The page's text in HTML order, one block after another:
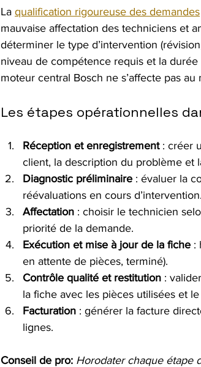
La qualification rigoureuse des demandes
mauvaise affectation des techniciens et
déterminer le type d’intervention
niveau de compétence requis et la
moteur central Bosch ne s’affecte pas
Les étapes opérationnelles
Réception et enregistrement : créer
client, la description du problème et
Diagnostic préliminaire : évaluer la
réévaluations en cours d’intervention.
Affectation : choisir le technicien
priorité de la demande.
Exécution et mise à jour de la fiche :
en attente de pièces, terminé).
Contrôle qualité et restitution :
la fiche avec les pièces utilisées et
Facturation : générer la facture
lignes.
Conseil de pro: Horodater chaque étape